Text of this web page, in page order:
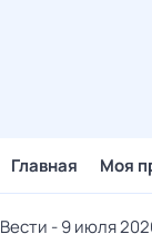
Главная Моя
Вести - 9 июля